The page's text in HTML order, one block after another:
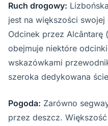
Ruch drogowy:
jest na większości
Odcinek przez Alcântarę
obejmuje niektóre
wskazówkami
szeroka dedykowana
Pogoda: Zarówno
przez deszcz.